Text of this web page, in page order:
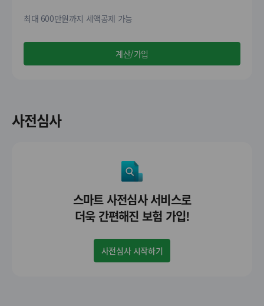
최대 600만원까지 세액공제 가능
계산/가입
사전심사
스마트 사전심사 서비스로
더욱 간편해진 보험 가입!
사전심사 시작하기